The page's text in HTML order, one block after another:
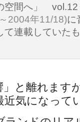
空間へ」 vol.12
2004年11/18)に
て連載していた
と離れます
近気になって